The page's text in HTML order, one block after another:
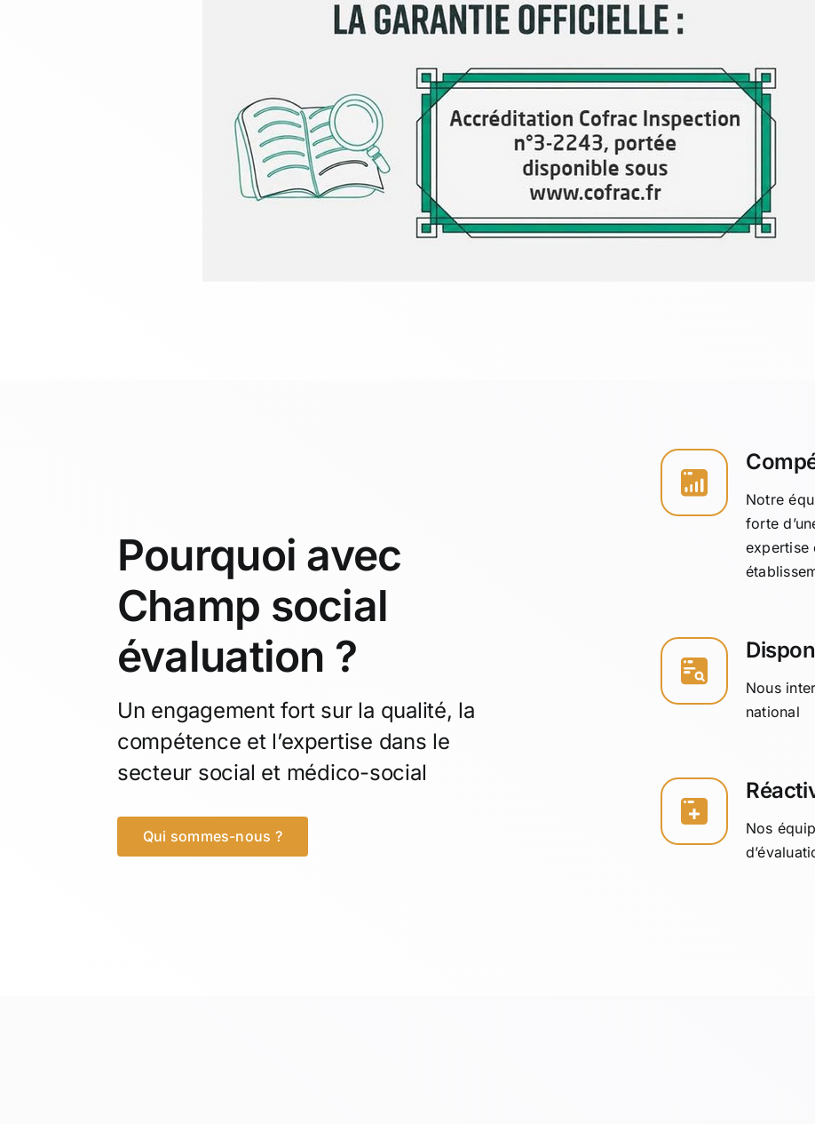
Pourquoi avec
Champ social
évaluation ?
Un engagement fort sur la qualité, la
compétence et l’expertise dans le
secteur social et médico-social
Qui sommes-nous ?
Notre
forte
expertise
Nous
national
Nos